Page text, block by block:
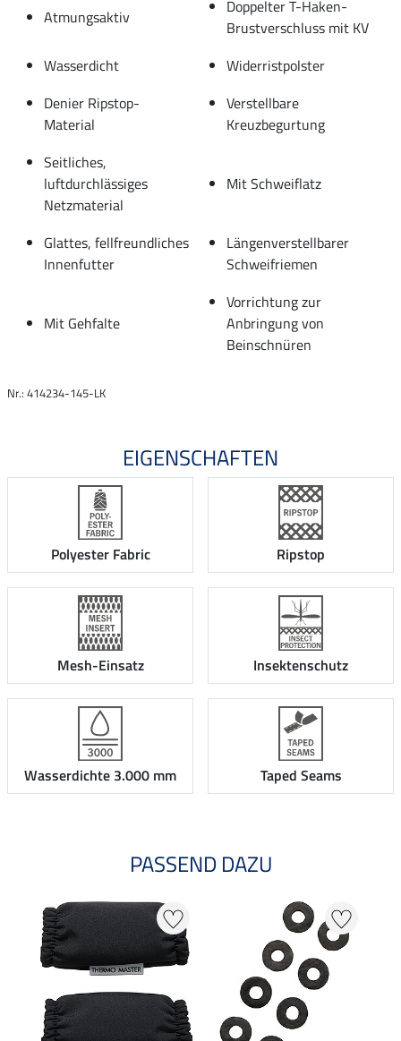
Atmungsaktiv
Doppelter T-Haken-
Brustverschluss mit KV
Wasserdicht
Widerristpolster
Denier Ripstop-
Material
Verstellbare
Kreuzbegurtung
Seitliches,
luftdurchlässiges
Netzmaterial
Mit Schweiflatz
Glattes, fellfreundliches
Innenfutter
Längenverstellbarer
Schweifriemen
Mit Gehfalte
Vorrichtung zur
Anbringung von
Beinschnüren
Nr.: 414234-145-LK
EIGENSCHAFTEN
Polyester Fabric Ripstop
Mesh-Einsatz Insektenschutz
Wasserdichte 3.000 mm Taped Seams
PASSEND DAZU